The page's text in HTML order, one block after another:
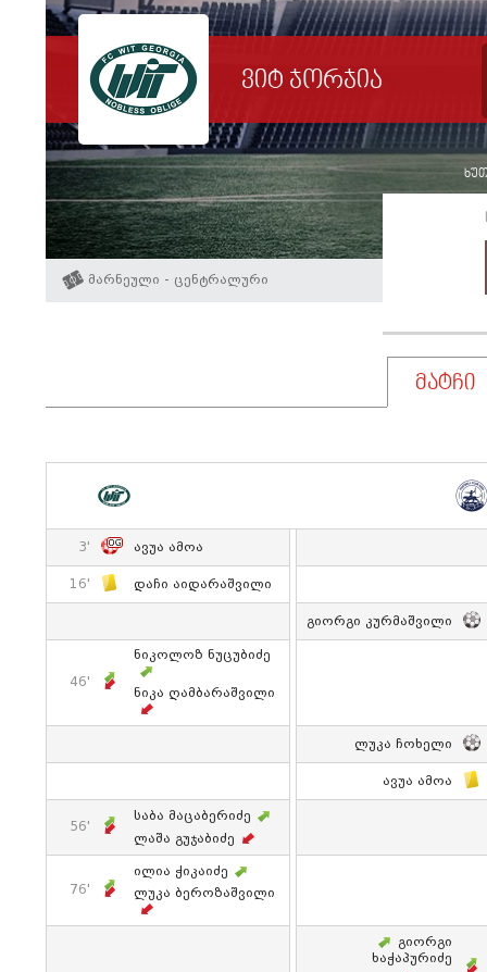
ვიტ ჯორჯია
მარნეული - ცენტრალური
მატჩი
3' Ავუა Ამოა
16' Დაჩი Აიდარაშვილი
Გიორგი Კურმაშვილი
46'
Ნიკოლოზ Ნუცუბიძე
Ნიკა Ღამბარაშვილი
Ლუკა Ჩოხელი
Ავუა Ამოა
56'
Საბა Მაცაბერიძე
Ლაშა Გუჯაბიძე
76'
Ილია Ჭიკაიძე
Ლუკა Ბეროზაშვილი
Გიორგი
Ხაჭაპურიძე